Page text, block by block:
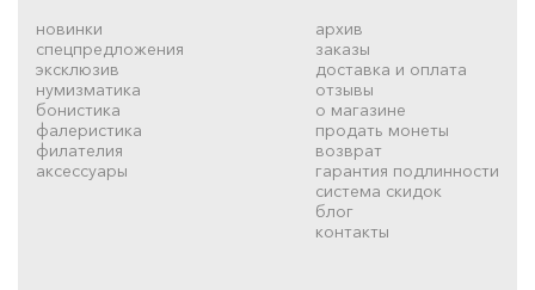
новинки
спецпредложения
эксклюзив
нумизматика
бонистика
фалеристика
филателия
аксессуары
архив
заказы
доставка и оплата
отзывы
о магазине
продать монеты
возврат
гарантия подлинности
система скидок
блог
контакты